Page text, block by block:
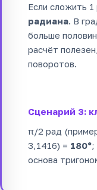
Если сложить
радиана. В
больше
расчёт
поворотов.
Сценарий 3:
π/2 рад
3,1416) = 180°;
основа